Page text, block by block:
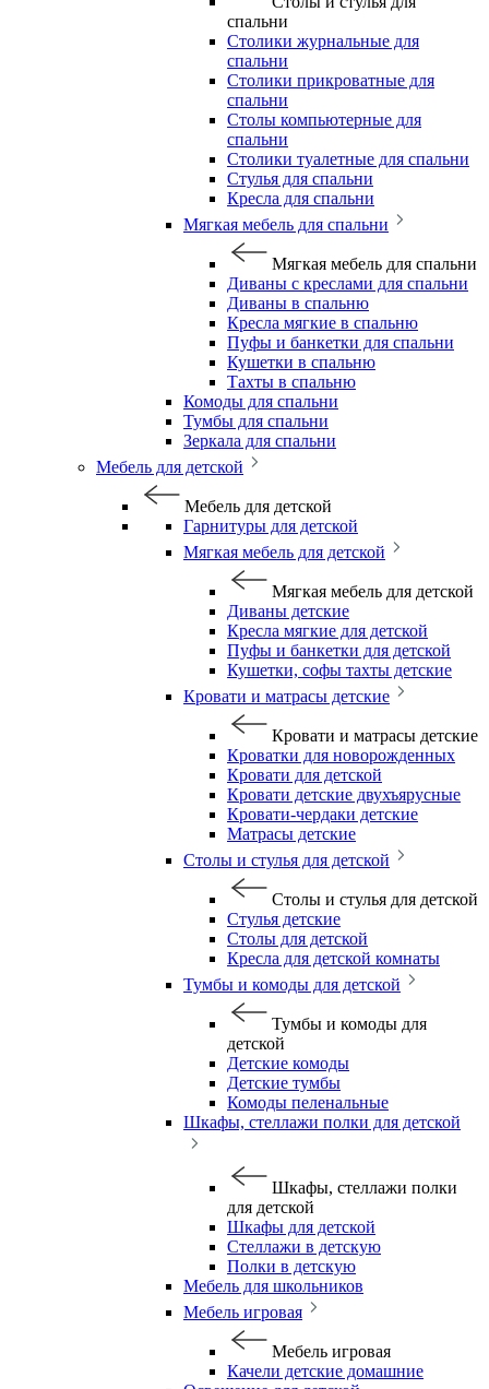
спальни
Столики журнальные для
спальни
Столики прикроватные для
спальни
Столы компьютерные для
спальни
Столики туалетные для спальни
Стулья для спальни
Кресла для спальни
Мягкая мебель для спальни
Мягкая мебель для спальни
Диваны с креслами для спальни
Диваны в спальню
Кресла мягкие в спальню
Пуфы и банкетки для спальни
Кушетки в спальню
Тахты в спальню
Комоды для спальни
Тумбы для спальни
Зеркала для спальни
Мебель для детской
Мебель для детской
Гарнитуры для детской
Мягкая мебель для детской
Мягкая мебель для детской
Диваны детские
Кресла мягкие для детской
Пуфы и банкетки для детской
Кушетки, софы тахты детские
Кровати и матрасы детские
Кровати и матрасы детские
Кроватки для новорожденных
Кровати для детской
Кровати детские двухъярусные
Кровати-чердаки детские
Матрасы детские
Столы и стулья для детской
Столы и стулья для детской
Стулья детские
Столы для детской
Кресла для детской комнаты
Тумбы и комоды для детской
Тумбы и комоды для
детской
Детские комоды
Детские тумбы
Комоды пеленальные
Шкафы, стеллажи полки для детской
Шкафы, стеллажи полки
для детской
Шкафы для детской
Стеллажи в детскую
Полки в детскую
Мебель для школьников
Мебель игровая
Мебель игровая
Качели детские домашние